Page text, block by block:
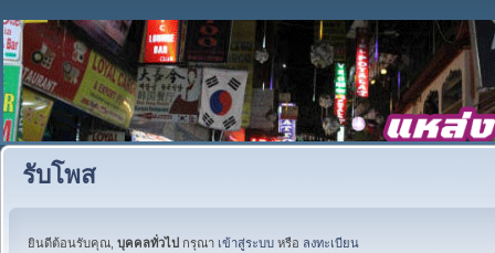
รับโพส
ยินดีต้อนรับคุณ, บุคคลทั่วไป กรุณา เข้าสู่ระบบ หรือ ลงทะเบียน